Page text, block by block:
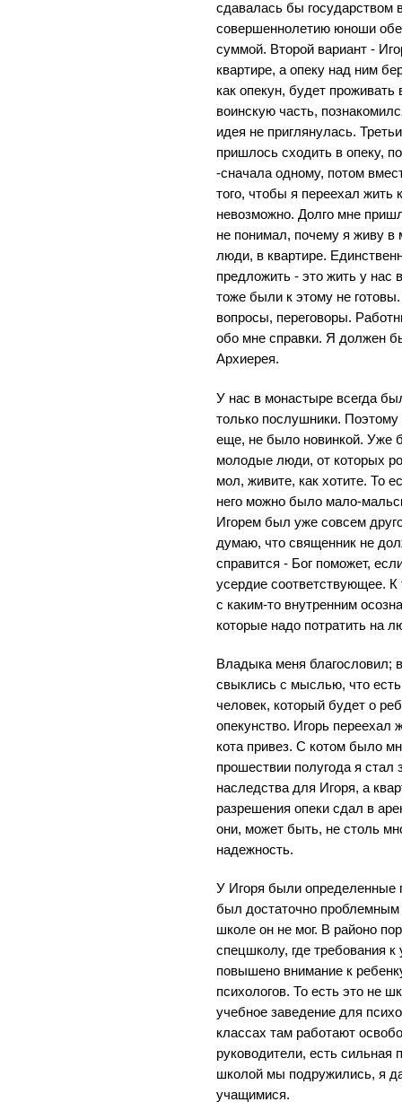
сдавалась бы государством
совершеннолетию юноши
суммой. Второй вариант -
квартире, а опеку над ним
как опекун, будет
воинскую часть,
идея не приглянулась.
пришлось сходить в опеку,
-сначала одному, потом
того, чтобы я переехал жить
невозможно. Долго мне
не понимал, почему я живу в
люди, в квартире.
предложить - это жить у нас
тоже были к этому не
вопросы, переговоры.
обо мне справки. Я должен
Архиерея.
У нас в монастыре всегда
только послушники. Поэтому
еще, не было новинкой. Уже
молодые люди, от которых
мол, живите, как хотите. То
него можно было мало-
Игорем был уже совсем
думаю, что священник не
справится - Бог поможет,
усердие соответствующее.
с каким-то внутренним
которые надо потратить на
Владыка меня благословил;
свыклись с мыслью, что
человек, который будет о
опекунство. Игорь переехал
кота привез. С котом было
прошествии полугода я
наследства для Игоря, а
разрешения опеки сдал в
они, может быть, не столь
надежность.
У Игоря были определенные
был достаточно
школе он не мог. В районо
спецшколу, где требования
повышено внимание к
психологов. То есть это не
учебное заведение для
классах там работают
руководители, есть сильная
школой мы подружились, я
учащимися.